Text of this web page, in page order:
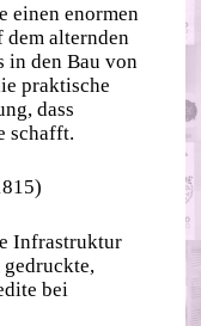
einen enormen
alternden
in den Bau von
praktische
dass
schafft.
Infrastruktur
bei